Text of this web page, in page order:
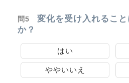
問5
変化を受け入れるこ
か？
はい
ややいいえ